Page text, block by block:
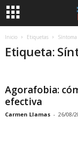
Inicio Etiquetas Síntoma
Etiqueta:
Agorafobia:
efectiva
Carmen Llamas - 26/08/